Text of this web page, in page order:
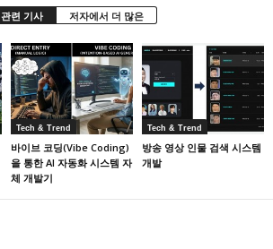
관련 기사 저자에서 더 많은
Tech & Trend
바이브 코딩(Vibe Coding)
을 통한 AI 자동화 시스템 자
체 개발기
Tech & Trend
방송 영상 인물 검색 시스템
개발